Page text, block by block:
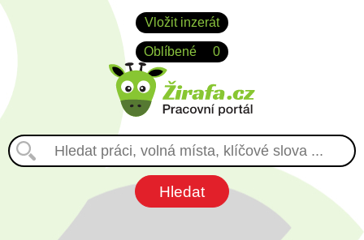
Vložit inzerát
Oblíbené 0